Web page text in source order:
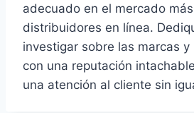
adecuado en el mercado
distribuidores en línea.
investigar sobre las marcas
con una reputación
una atención al cliente sin